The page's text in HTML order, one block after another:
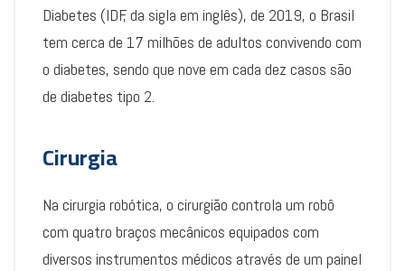
Diabetes (IDF, da sigla em inglês), de 2019, o Brasil
tem cerca de 17 milhões de adultos convivendo com
o diabetes, sendo que nove em cada dez casos são
de diabetes tipo 2.
Cirurgia
Na cirurgia robótica, o cirurgião controla um robô
com quatro braços mecânicos equipados com
diversos instrumentos médicos através de um painel